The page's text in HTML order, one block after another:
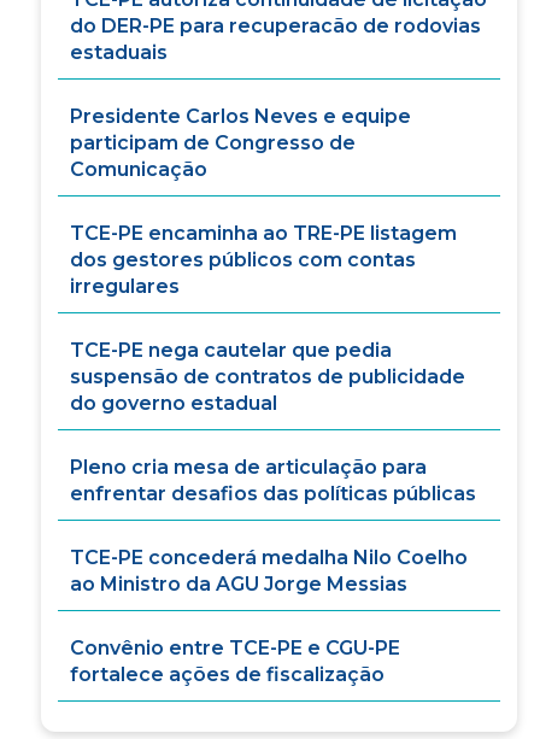
do DER-PE para recuperacão de rodovias
estaduais
Presidente Carlos Neves e equipe
participam de Congresso de
Comunicação
TCE-PE encaminha ao TRE-PE listagem
dos gestores públicos com contas
irregulares
TCE-PE nega cautelar que pedia
suspensão de contratos de publicidade
do governo estadual
Pleno cria mesa de articulação para
enfrentar desafios das políticas públicas
TCE-PE concederá medalha Nilo Coelho
ao Ministro da AGU Jorge Messias
Convênio entre TCE-PE e CGU-PE
fortalece ações de fiscalização